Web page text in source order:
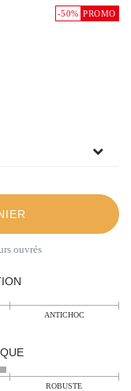
-50% PROMO
ouvrés
ANTICHOC
ROBUSTE